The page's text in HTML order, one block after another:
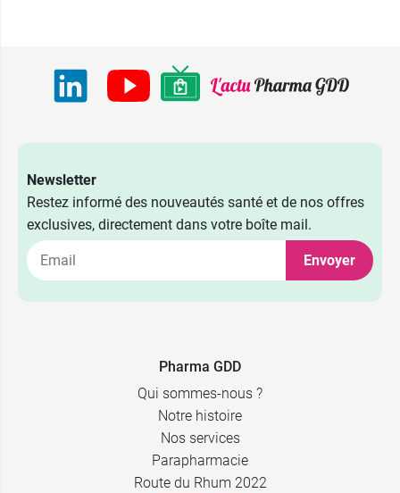
Newsletter
Restez informé des nouveautés santé et de nos offres
exclusives, directement dans votre boîte mail.
Envoyer
Pharma GDD
Qui sommes-nous ?
Notre histoire
Nos services
Parapharmacie
Route du Rhum 2022